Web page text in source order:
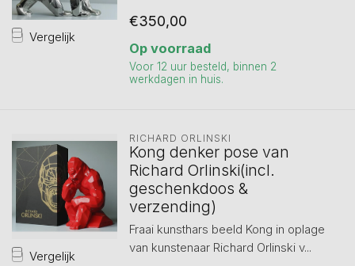
Vergelijk
€350,00
Op voorraad
Voor 12 uur besteld, binnen 2
werkdagen in huis.
Vergelijk
RICHARD ORLINSKI
Kong denker pose van
Richard Orlinski(incl.
geschenkdoos &
verzending)
Fraai kunsthars beeld Kong in oplage
van kunstenaar Richard Orlinski v...